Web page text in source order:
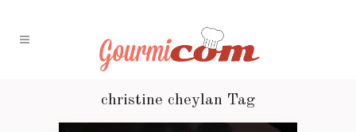
christine cheylan Tag